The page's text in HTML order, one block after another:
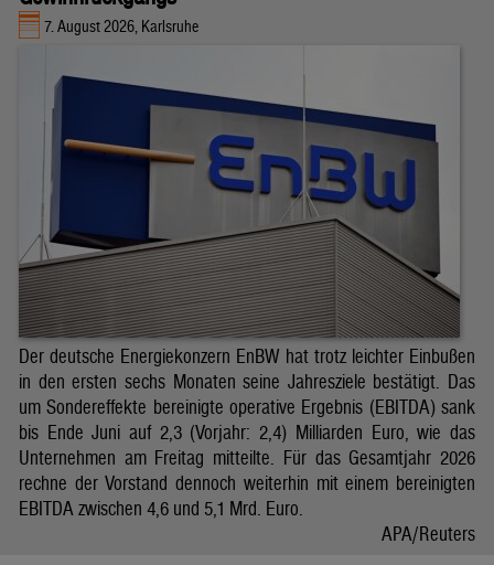
7. August 2026, Karlsruhe
Der deutsche Energiekonzern EnBW hat trotz leichter Einbußen
in den ersten sechs Monaten seine Jahresziele bestätigt. Das
um Sondereffekte bereinigte operative Ergebnis (EBITDA) sank
bis Ende Juni auf 2,3 (Vorjahr: 2,4) Milliarden Euro, wie das
Unternehmen am Freitag mitteilte. Für das Gesamtjahr 2026
rechne der Vorstand dennoch weiterhin mit einem bereinigten
EBITDA zwischen 4,6 und 5,1 Mrd. Euro.
APA/Reuters